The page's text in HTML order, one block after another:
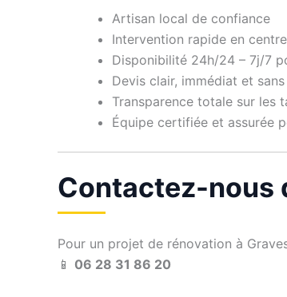
Artisan local de confiance
Intervention rapide en
Disponibilité 24h/24 – 7j/7
Devis clair, immédiat et
Transparence totale sur les
Équipe certifiée et assurée
Contactez-nous
Pour un projet de rénovation à
📱 06 28 31 86 20